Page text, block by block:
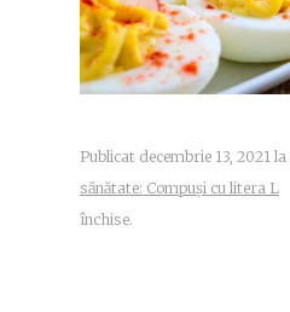
Publicat decembrie 13, 2021 la
sănătate: Compuși cu litera L
închise.